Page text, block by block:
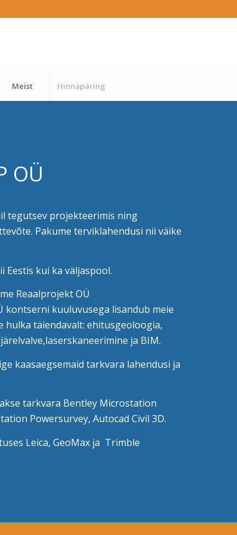
Meist Hinnapäring
OÜ
tegutsev projekteerimis ning
Pakume terviklahendusi nii väike
Eestis kui ka väljaspool.
Reaalprojekt OÜ
kontserni kuuluvusega lisandub meie
hulka täiendavalt: ehitusgeoloogia,
ja BIM.
kaasaegsemaid tarkvara lahendusi ja
tarkvara Bentley Microstation
Powersurvey, Autocad Civil 3D.
Leica, GeoMax ja Trimble